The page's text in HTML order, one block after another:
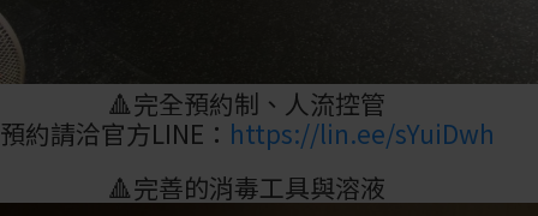
🔺完全預約制、人流控管
預約請洽官方LINE： https://lin.ee/sYuiDwh
🔺完善的消毒工具與溶液